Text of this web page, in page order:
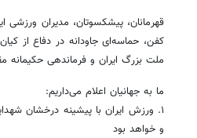
کفن، حماسه‌ای جاودانه در دفاع از
ملت بزرگ ایران و فرماندهی
ما به جهانیان اعلام می‌داریم:
۱. ورزش ایران با پیشینه درخشان
و خواهد بود